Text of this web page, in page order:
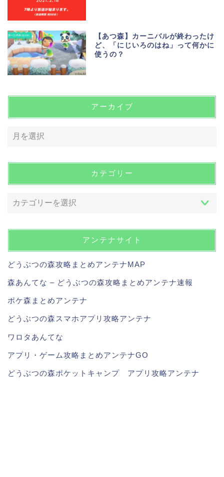
【あつ森】カーニバルが終わったけ
ど、「にじいろのはね」って何かに
使うの？
アーカイブ
カテゴリー
アンテナサイト
どうぶつの森攻略まとめアンテナMAP
森あんてな – どうぶつの森攻略まとめアンテナ速報
ポケ森まとめアンテナ
どうぶつの森スマホアプリ攻略アンテナ
ワロタあんてな
アプリ・ゲーム攻略まとめアンテナGO
どうぶつの森ポケットキャンプ アプリ攻略アンテナ